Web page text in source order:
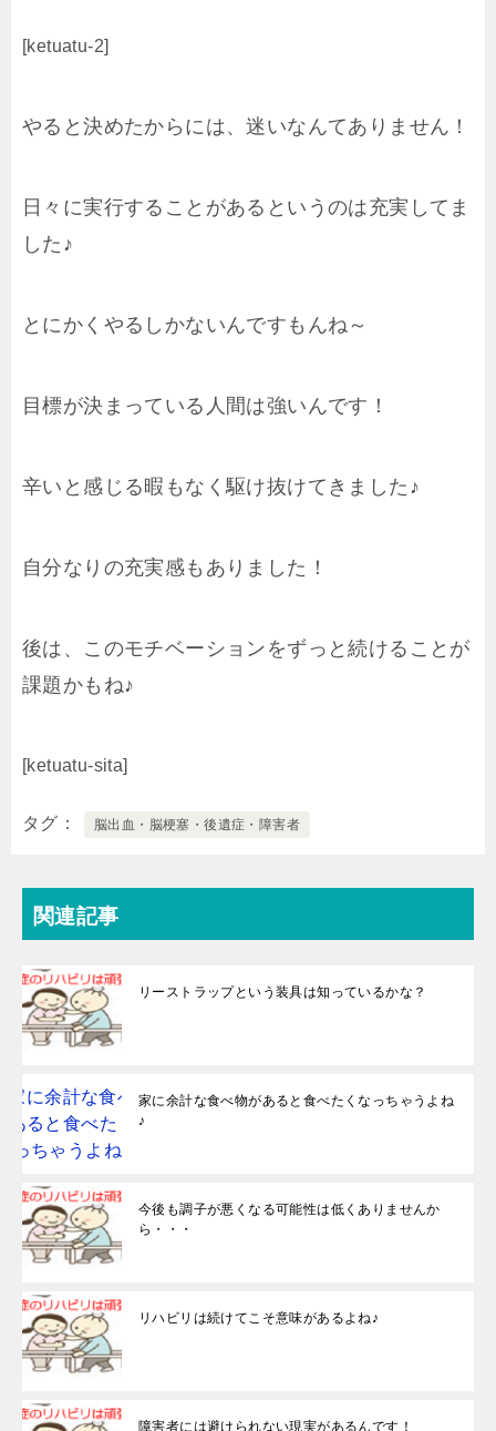
[ketuatu-2]
やると決めたからには、迷いなんてありません！
日々に実行することがあるというのは充実してま
した♪
とにかくやるしかないんですもんね～
目標が決まっている人間は強いんです！
辛いと感じる暇もなく駆け抜けてきました♪
自分なりの充実感もありました！
後は、このモチベーションをずっと続けることが
課題かもね♪
[ketuatu-sita]
タグ 脳出血・脳梗塞・後遺症・障害者
関連記事
リーストラップという装具は知っているかな？
家に余計な食べ物があると食べたくなっちゃうよね
♪
今後も調子が悪くなる可能性は低くありませんか
ら・・・
リハビリは続けてこそ意味があるよね♪
障害者には避けられない現実があるんです！